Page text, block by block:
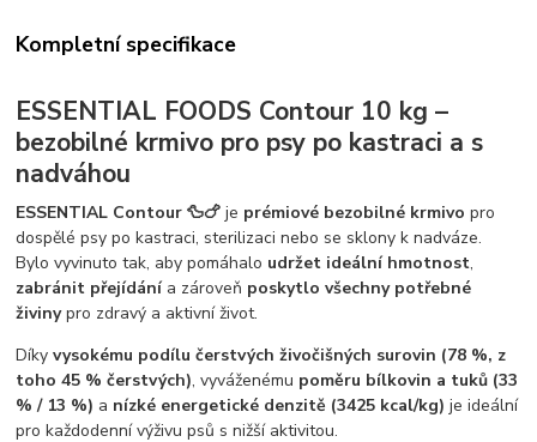
Kompletní specifikace
ESSENTIAL FOODS Contour 10 kg –
bezobilné krmivo pro psy po kastraci a s
nadváhou
ESSENTIAL Contour 🦆🍗 je prémiové bezobilné krmivo pro
dospělé psy po kastraci, sterilizaci nebo se sklony k nadváze.
Bylo vyvinuto tak, aby pomáhalo udržet ideální hmotnost,
zabránit přejídánía zároveň poskytlo všechny potřebné
živinypro zdravý a aktivní život.
Díkyvysokému podílu čerstvých živočišných surovin (78 %, z
toho 45 % čerstvých), vyváženému poměru bílkovin a tuků (33
% / 13 %) a nízké energetické denzitě (3425 kcal/kg) je ideální
pro každodenní výživu psů s nižší aktivitou.